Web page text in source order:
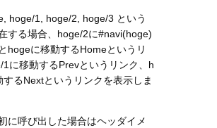
hoge/1, hoge/2, hoge/3 という
する場合、hoge/2に#navi(hoge)
hogeに移動するHomeというリ
1に移動するPrevというリンク、h
るNextというリンクを表示しま
に呼び出した場合はヘッダイメ